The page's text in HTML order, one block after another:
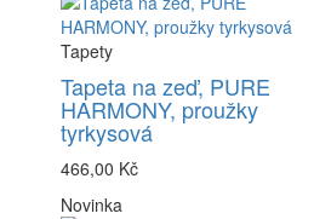
Tapety
Tapeta na zeď, PURE
HARMONY, proužky
tyrkysová
466,00 Kč
Novinka